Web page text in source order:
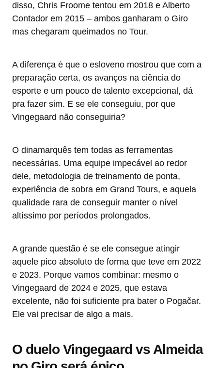
disso, Chris Froome tentou em 2018 e Alberto
Contador em 2015 – ambos ganharam o Giro
mas chegaram queimados no Tour.
A diferença é que o esloveno mostrou que com a
preparação certa, os avanços na ciência do
esporte e um pouco de talento excepcional, dá
pra fazer sim. E se ele conseguiu, por que
Vingegaard não conseguiria?
O dinamarquês tem todas as ferramentas
necessárias. Uma equipe impecável ao redor
dele, metodologia de treinamento de ponta,
experiência de sobra em Grand Tours, e aquela
qualidade rara de conseguir manter o nível
altíssimo por períodos prolongados.
A grande questão é se ele consegue atingir
aquele pico absoluto de forma que teve em 2022
e 2023. Porque vamos combinar: mesmo o
Vingegaard de 2024 e 2025, que estava
excelente, não foi suficiente pra bater o Pogačar.
Ele vai precisar de algo a mais.
O duelo Vingegaard vs Almeida